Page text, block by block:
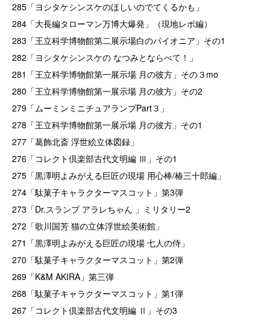
285「ヨシタケシンスケのほしいのでてくるかも」
284「大長編タローマン万博大爆発」（現地レポ編）
283「王立科学博物館第二展示場白のパイオニア」その1
282「ヨシタケシンスケの なつみとならべて！」
281「王立科学博物館第一展示場 月の彼方」その３mo
280「王立科学博物館第一展示場 月の彼方」その2
279「ムーミンミニチュアランプPart３」
278「王立科学博物館第一展示場 月の彼方」その1
277「葛飾北斎 浮世絵立体図録」
276「コレクト倶楽部古代文明編 Ⅲ」その1
275「黒澤明よみがえる巨匠の現場 用心棒/椿三十郎編」
274「駄菓子キャラクターマスコット」第3弾
273「Dr.スランプ アラレちゃん 」ミリタリー2
272「歌川国芳 猫の立体浮世絵美術館」
271「黒澤明よみがえる巨匠の現場 七人の侍」
270「駄菓子キャラクターマスコット」第2弾
269「K&M AKIRA」第三弾
268「駄菓子キャラクターマスコット」第1弾
267「コレクト倶楽部古代文明編 Ⅱ」その3